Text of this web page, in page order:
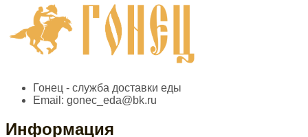
Гонец - служба доставки еды
Email: gonec_eda@bk.ru
Информация